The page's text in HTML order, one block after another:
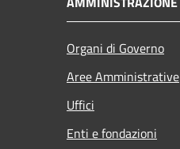
Organi di Governo
Aree Amministrative
Uffici
Enti e fondazioni